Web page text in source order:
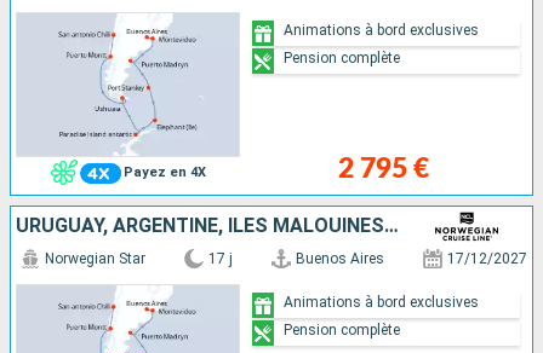
Payez en 4X 2 795 €
Animations à bord exclusives
Pension complète
URUGUAY, ARGENTINE, ÎLES MALOUINES, ANTARCTIQUE, CHILI
Norwegian Star 17 j Buenos Aires 17/12/2027
Animations à bord exclusives
Pension complète